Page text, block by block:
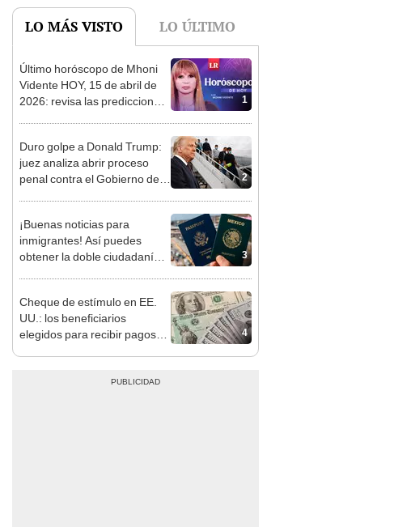
LO MÁS VISTO LO ÚLTIMO
1
Último horóscopo de Mhoni
Vidente HOY, 15 de abril de
2026: revisa las predicciones
2
Duro golpe a Donald Trump:
juez analiza abrir proceso
penal contra el Gobierno de
3
¡Buenas noticias para
inmigrantes! Así puedes
obtener la doble ciudadanía
4
Cheque de estímulo en EE.
UU.: los beneficiarios
elegidos para recibir pagos